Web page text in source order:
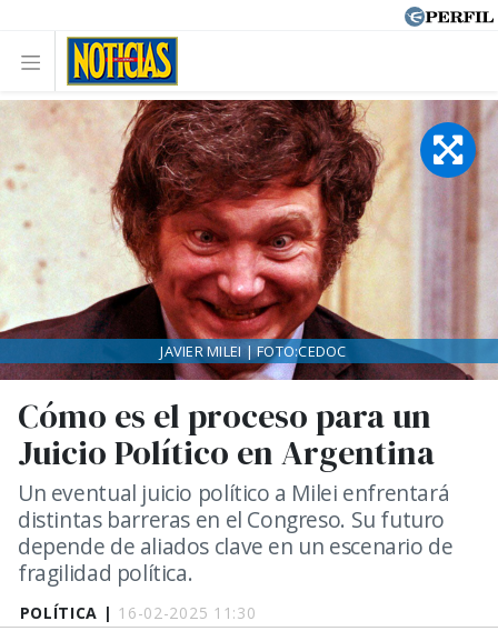
POLÍTICA | 16-02-2025 11:30
Cómo es el proceso para un
Juicio Político en Argentina
Un eventual juicio político a Milei enfrentará
distintas barreras en el Congreso. Su futuro
depende de aliados clave en un escenario de
fragilidad política.
JAVIER MILEI | FOTO:CEDOC